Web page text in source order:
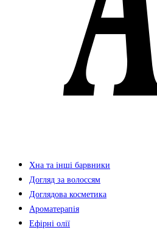
Хна та інші барвники
Догляд за волоссям
Доглядова косметика
Ароматерапія
Ефірні олії